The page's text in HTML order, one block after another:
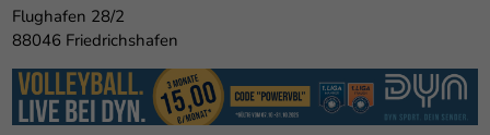
Flughafen 28/2
88046 Friedrichshafen